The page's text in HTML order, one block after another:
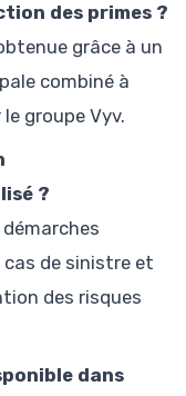
des primes ?
grâce à un
combiné à
groupe Vyv.
?
cas de sinistre et
des risques
dans